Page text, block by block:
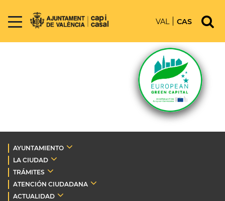
VAL CAS
AYUNTAMIENTO
LA CIUDAD
TRÁMITES
ATENCIÓN CIUDADANA
ACTUALIDAD